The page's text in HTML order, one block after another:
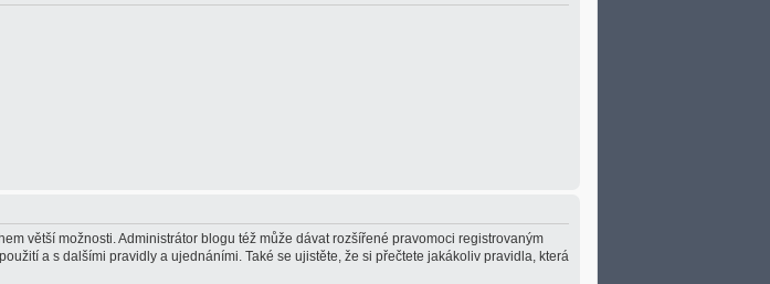
větší možnosti. Administrátor blogu též může dávat rozšířené pravomoci registrovaným
a s dalšími pravidly a ujednáními. Také se ujistěte, že si přečtete jakákoliv pravidla, která